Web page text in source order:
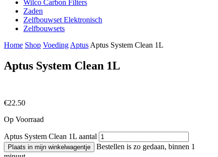
Wilco Carbon Filters
Zaden
Zelfbouwset Elektronisch
Zelfbouwsets
Home Shop Voeding Aptus Aptus System Clean 1L
Aptus System Clean 1L
€22.50
Op Voorraad
Aptus System Clean 1L aantal
Plaats in mijn winkelwagentje
Bestellen is zo gedaan, binnen 1